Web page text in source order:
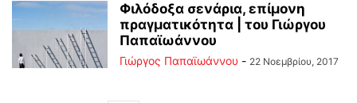
Φιλόδοξα σενάρια, επίμονη
πραγματικότητα | του Γιώργου
Παπαϊωάννου
Γιώργος Παπαϊωάννου - 22 Νοεμβρίου, 2017